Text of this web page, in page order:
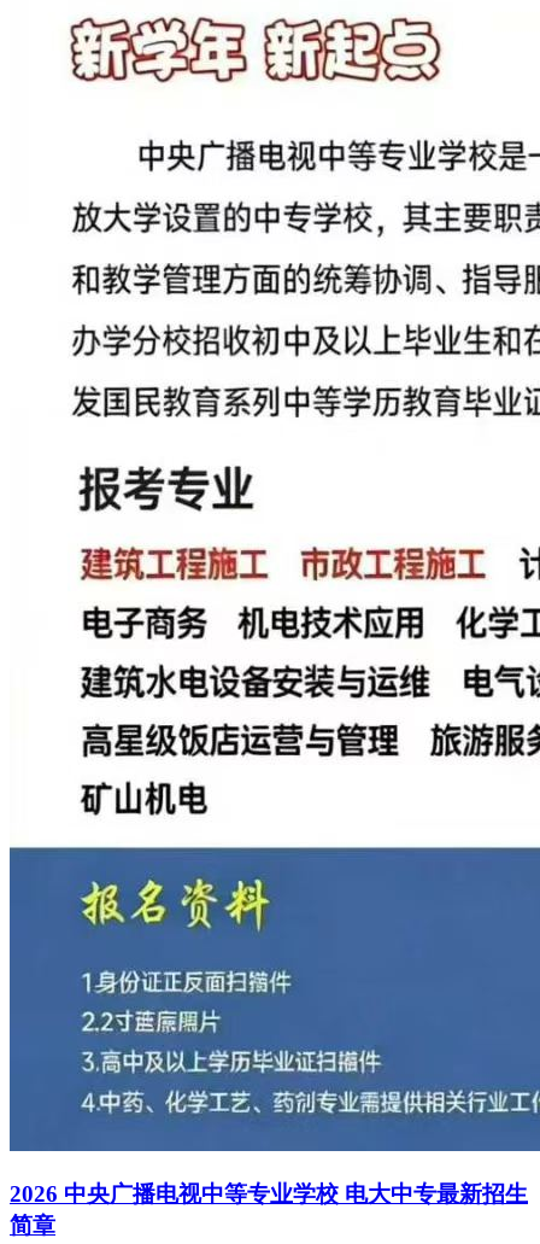
2026 中央广播电视中等专业学校 电大中专最新招生
简章